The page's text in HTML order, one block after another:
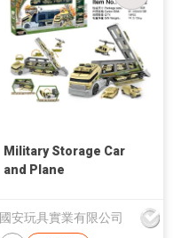
Military Storage Car
and Plane
國安玩具實業有限公司